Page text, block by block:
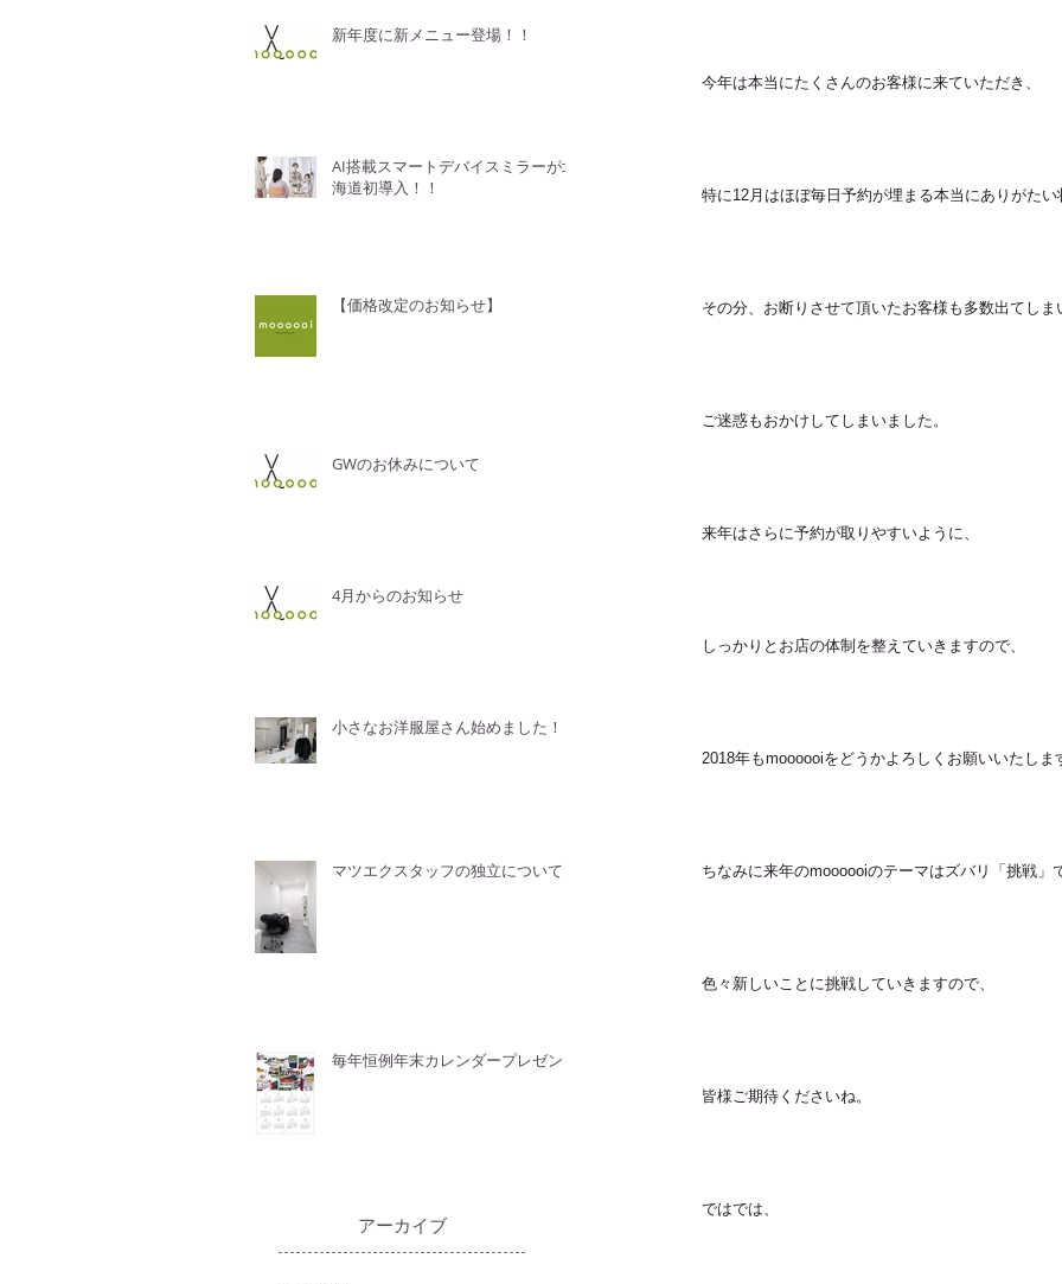
新年度に新メニュー登場！！
AI搭載スマートデバイスミラーが北
海道初導入！！
【価格改定のお知らせ】
GWのお休みについて
4月からのお知らせ
小さなお洋服屋さん始めました！！
マツエクスタッフの独立について
毎年恒例年末カレンダープレゼント
​アーカイブ
今年は本当にたくさんのお客様に来ていただき、
特に12月はほぼ毎日予約が埋まる本当にありがた
その分、お断りさせて頂いたお客様も多数出てしま
ご迷惑もおかけしてしまいました。
来年はさらに予約が取りやすいように、
しっかりとお店の体制を整えていきますので、
2018年もmoooooiをどうかよろしくお願いいたしま
ちなみに来年のmoooooiのテーマはズバリ「挑戦」
色々新しいことに挑戦していきますので、
皆様ご期待くださいね。
ではでは、